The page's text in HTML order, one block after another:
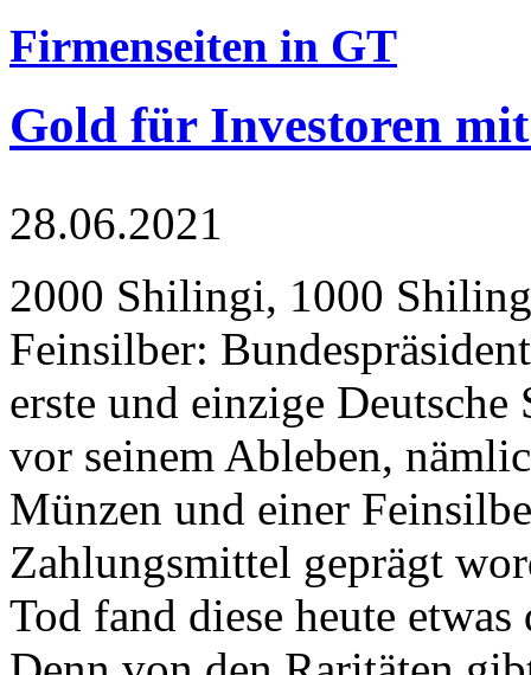
Firmenseiten in GT
Gold für Investoren
28.06.2021
2000 Shilingi, 1000
Feinsilber:
erste und einzige Deutsche
vor seinem Ableben,
Münzen und einer
Zahlungsmittel geprägt
Tod fand diese heute